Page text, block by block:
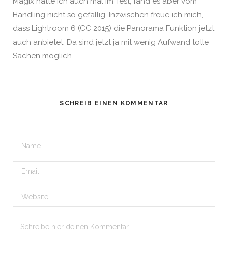
Handling nicht so gefällig. Inzwischen freue ich mich,
dass Lightroom 6 (CC 2015) die Panorama Funktion jetzt
auch anbietet. Da sind jetzt ja mit wenig Aufwand tolle
Sachen möglich.
SCHREIB EINEN KOMMENTAR